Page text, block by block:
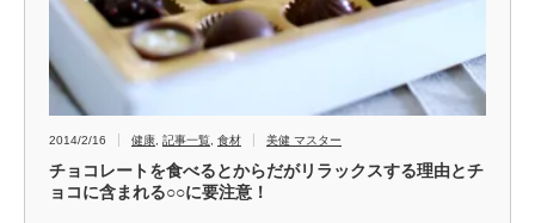
2014/2/16 健康 記事一覧 食材 美健 マスター
チョコレートを食べるとからだがリラックスする理由とチ
ョコに含まれる○○に要注意！